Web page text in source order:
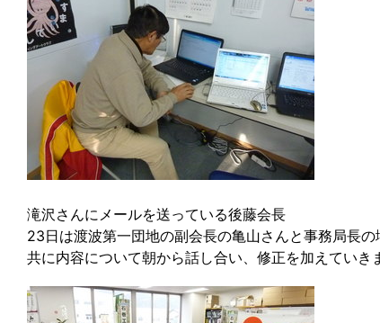
滝沢さんにメールを送っている後藤会長
23日は渡波第一団地の副会長の亀山さんと事務局長
共に内容について朝から話し合い、修正を加えていき